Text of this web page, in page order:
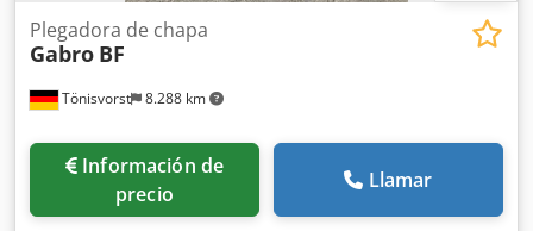
Tönisvorst 8.288 km
Plegadora de chapa
Gabro BF
Información de
precio
Llamar